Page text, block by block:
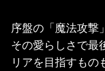
序盤の「魔法攻撃
その愛らしさで最
リアを目指すもの